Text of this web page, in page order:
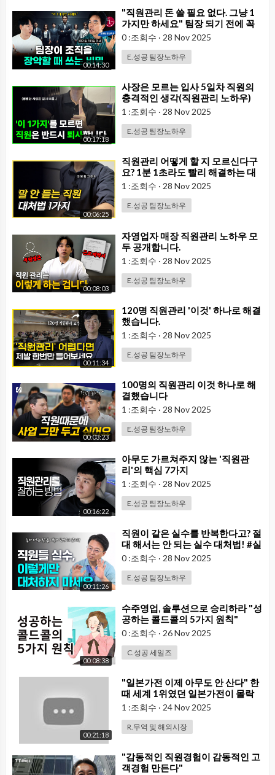
00:14:30
⁣"직원관리 돈 쓸 필요 없다. 그냥 1
가지만 하세요" 팀장 되기 전에 꼭
알아야 할 것ㅣ리더십 200% 발휘
하는 원온원 미팅 핵심 노하우 (윤수
환 작가)
0 :조회수 · 28 Nov 2025
E.성공 팀장노하우
00:17:18
⁣사장은 모르는 입사 5일차 직원의
충격적인 생각(직원관리 노하우)
1 :조회수 · 28 Nov 2025
E.성공 팀장노하우
00:06:25
⁣직원관리 어떻게 할 지 모르신다구
요? 1분 1초라도 빨리 해결하는 대
처법(속 시원함)
1 :조회수 · 28 Nov 2025
E.성공 팀장노하우
00:08:03
⁣자영업자 매장 직원관리 노하우 모
두 공개합니다.
1 :조회수 · 28 Nov 2025
E.성공 팀장노하우
00:11:34
⁣120명 직원관리 '이것' 하나로 해결
했습니다.
1 :조회수 · 28 Nov 2025
E.성공 팀장노하우
00:03:23
⁣100명의 직원관리 이것 하나로 해
결했습니다
1 :조회수 · 28 Nov 2025
E.성공 팀장노하우
00:16:22
⁣아무도 가르쳐주지 않는 '직원관
리'의 핵심 7가지
1 :조회수 · 28 Nov 2025
E.성공 팀장노하우
00:11:26
⁣직원이 같은 실수를 반복한다고? 절
대 해서는 안 되는 실수 대처법! #실
수관리 #직원관리
0 :조회수 · 28 Nov 2025
E.성공 팀장노하우
00:08:38
⁣수주영업, 솔루션으로 승리하라 "성
공하는 콜드콜의 5가지 원칙"
0 :조회수 · 26 Nov 2025
C.성공 세일즈
00:21:18
⁣"일본가전 이제 아무도 안 산다" 한
때 세계 1위였던 일본가전이 몰락
하는 이유 [이슈임당]
1 :조회수 · 24 Nov 2025
R.무역 및 해외시장
⁣"감동적인 직원경험이 감동적인 고
객경험 만든다"